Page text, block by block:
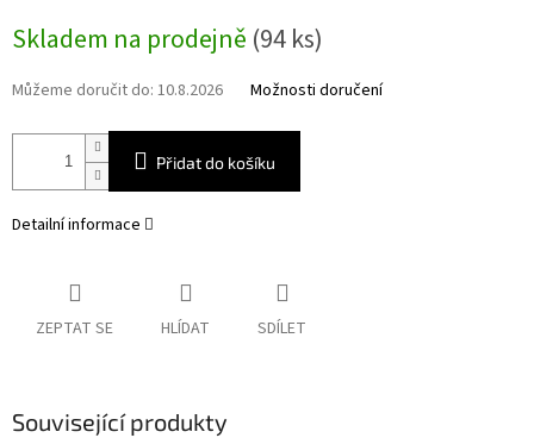
cena:
Skladem na prodejně (94 ks)
Můžeme doručit do: 10.8.2026 Možnosti doručení
Přidat do košíku
Detailní informace
ZEPTAT SE HLÍDAT SDÍLET
Související produkty